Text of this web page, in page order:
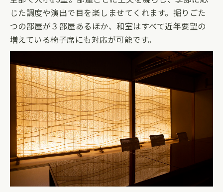
じた調度や演出で目を楽しませてくれます。掘りごた
つの部屋が３部屋あるほか、和室はすべて近年要望の
増えている椅子席にも対応が可能です。